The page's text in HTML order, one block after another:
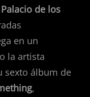
Palacio de los
en un
la artista
sexto álbum de
,